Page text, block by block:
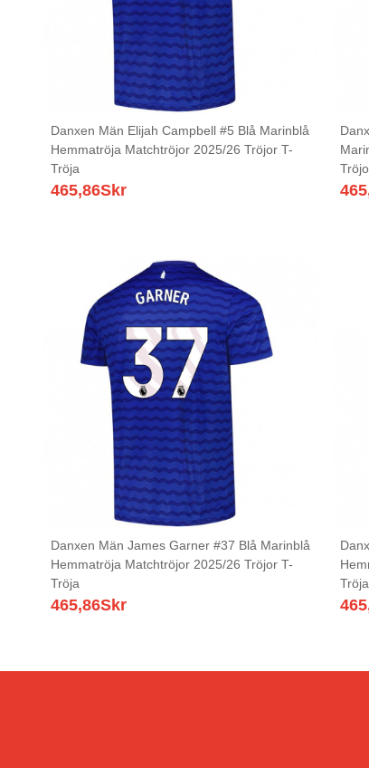
Danxen Män Elijah Campbell #5 Blå Marinblå
Hemmatröja Matchtröjor 2025/26 Tröjor T-
Tröja
465,86Skr
Danxen Män James Garner #37 Blå Marinblå
Hemmatröja Matchtröjor 2025/26 Tröjor T-
Tröja
465,86Skr
Tröja